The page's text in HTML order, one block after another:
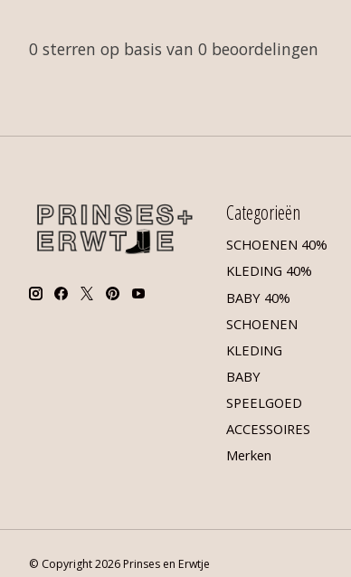
0 sterren op basis van 0 beoordelingen
Categorieën
SCHOENEN 40%
KLEDING 40%
BABY 40%
SCHOENEN
KLEDING
BABY
SPEELGOED
ACCESSOIRES
Merken
© Copyright 2026 Prinses en Erwtje